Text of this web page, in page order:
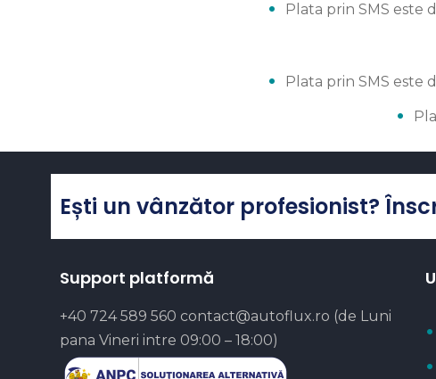
Plata prin SMS este
Plata prin SMS este
Ești un vânzător profesionist?
Support platformă
+40 724 589 560 contact@autoflux.ro (de Luni
pana Vineri intre 09:00 – 18:00)